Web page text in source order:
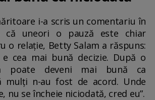
i-a scris un comentariu în
că uneori o pauză este chiar
o relație, Betty Salam a răspuns:
e cea mai bună decizie. După o
poate deveni mai bună ca
mulți n-au fost de acord. Unde
nu se încheie niciodată, cred eu”.